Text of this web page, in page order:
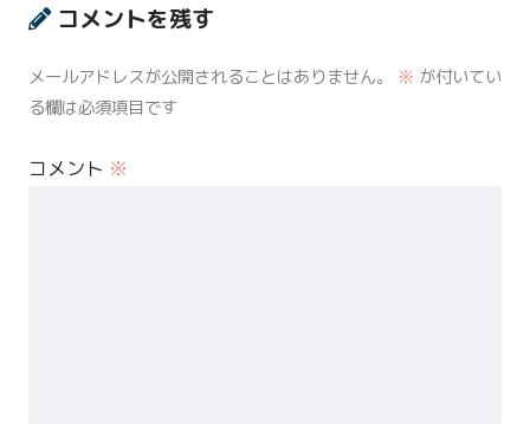
コメントを残す
メールアドレスが公開されることはありません。 ※ が付いてい
る欄は必須項目です
コメント ※